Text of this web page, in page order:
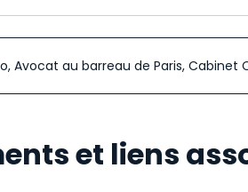
Avocat au barreau de Paris, Cabinet
et liens